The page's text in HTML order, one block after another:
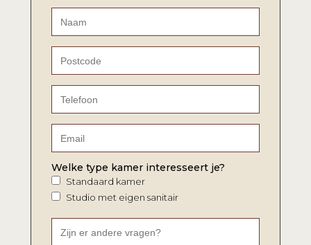
Welke type kamer interesseert je?
Standaard kamer
Studio met eigen sanitair